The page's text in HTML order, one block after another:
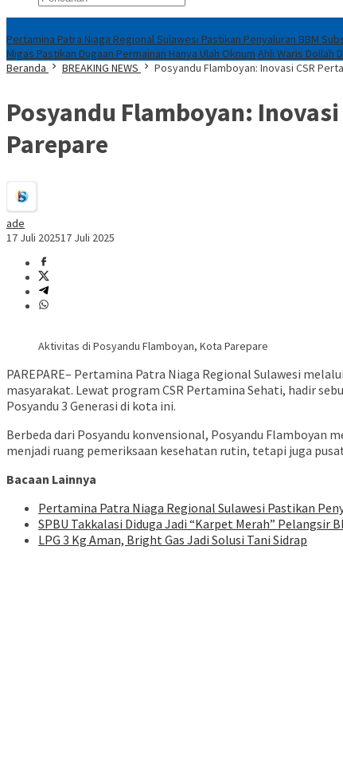
Pertamina Patra Niaga Regional Sulawesi Pastikan Penyaluran BBM
Migas Pastikan Dugaan Permainan Hanya Ulah Oknum Ahli Waris Dollah
Beranda
BREAKING NEWS Posyandu Flamboyan: Inovasi CSR
Posyandu Flamboyan:
Parepare
ade
17 Juli 202517 Juli 2025
Aktivitas di Posyandu Flamboyan, Kota Parepare
PAREPARE– Pertamina Patra Niaga Regional Sulawesi
masyarakat. Lewat program CSR Pertamina Sehati, hadir
Posyandu 3 Generasi di kota ini.
Berbeda dari Posyandu konvensional, Posyandu Flamboyan
menjadi ruang pemeriksaan kesehatan rutin, tetapi juga
Bacaan Lainnya
Pertamina Patra Niaga Regional Sulawesi Pastikan
SPBU Takkalasi Diduga Jadi “Karpet Merah” Pelangsir
LPG 3 Kg Aman, Bright Gas Jadi Solusi Tani Sidrap